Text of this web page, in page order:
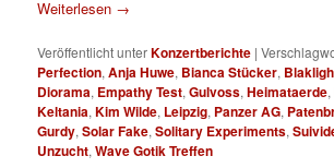
Weiterlesen →
Veröffentlicht unterKonzertberichte |
Perfection,Anja Huwe, Bianca Stücker,
Diorama, Empathy Test,Gulvoss,Heimataerde,
Keltania,Kim Wilde, Leipzig, Panzer AG,
Gurdy,Solar Fake,Solitary Experiments,
Unzucht,Wave Gotik Treffen